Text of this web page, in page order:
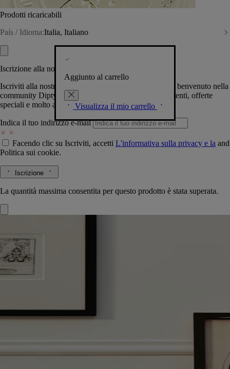
Prodotti ricaricabili
País / Idioma:Italia, Italiano
Aggiunto al carrello
Visualizza il mio carrello
Iscrizione alla nostra Newsletter
Iscriviti alla nostra newsletter per permetterci di darti il benvenuto nella
community Diptyque e tenerti al corrente su novità, eventi, offerte
speciali e molto altro.
Indica il tuo indirizzo e-mail
Facendo clic su Iscriviti, accetti L'informativa sulla privacy e la and
Politica sui cookie.
Iscrizione
La quantità massima consentita per questo prodotto è stata superata.